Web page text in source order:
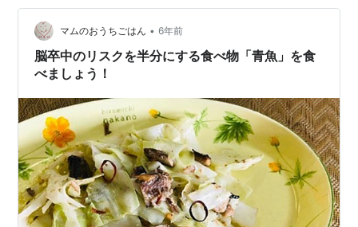
～～～（坂上風） こちらは珍しく撮らしてもらえた（上
下関係笑）写真です はい…
マムのおうちごはん • 6年前
脳卒中のリスクを半分にする食べ物「青魚」を食
べましょう！